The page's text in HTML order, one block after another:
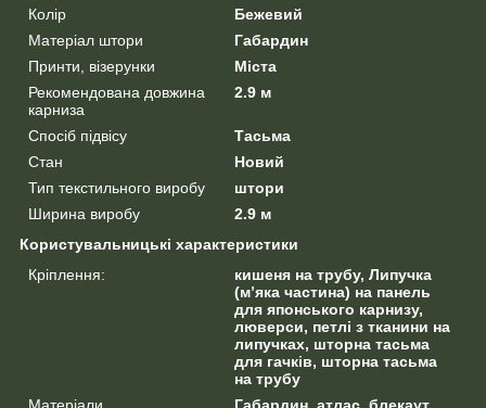
Колір
Бежевий
Матеріал штори
Габардин
Принти, візерунки
Міста
Рекомендована довжина
карниза
2.9 м
Спосіб підвісу
Тасьма
Стан
Новий
Тип текстильного виробу
штори
Ширина виробу
2.9 м
Користувальницькі характеристики
Кріплення:
кишеня на трубу, Липучка
(м’яка частина) на панель
для японського карнизу,
люверси, петлі з тканини на
липучках, шторна тасьма
для гачків, шторна тасьма
на трубу
Матеріали
Габардин, атлас, блекаут,